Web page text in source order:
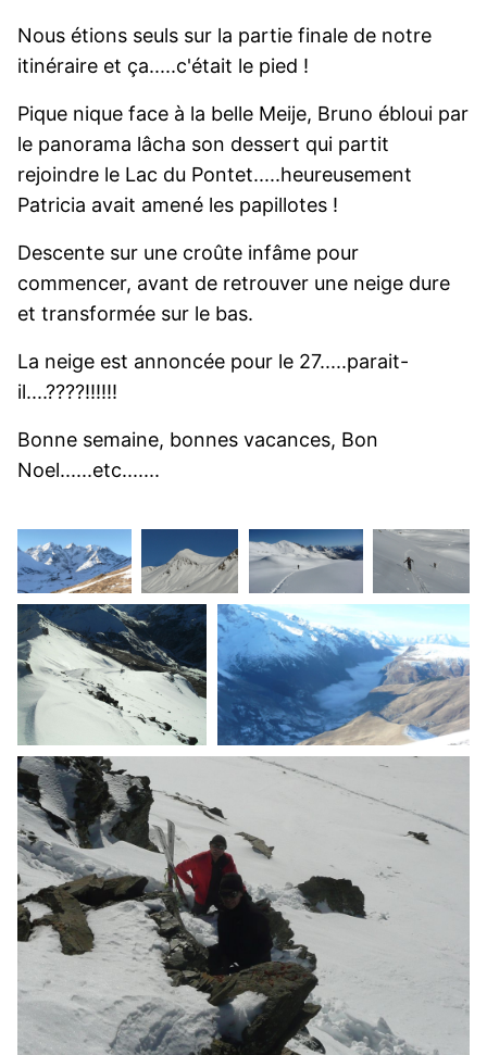
Nous étions seuls sur la partie finale de notre
itinéraire et ça.....c'était le pied !
Pique nique face à la belle Meije, Bruno ébloui par
le panorama lâcha son dessert qui partit
rejoindre le Lac du Pontet.....heureusement
Patricia avait amené les papillotes !
Descente sur une croûte infâme pour
commencer, avant de retrouver une neige dure
et transformée sur le bas.
La neige est annoncée pour le 27.....parait-
il....????!!!!!!
Bonne semaine, bonnes vacances, Bon
Noel......etc.......